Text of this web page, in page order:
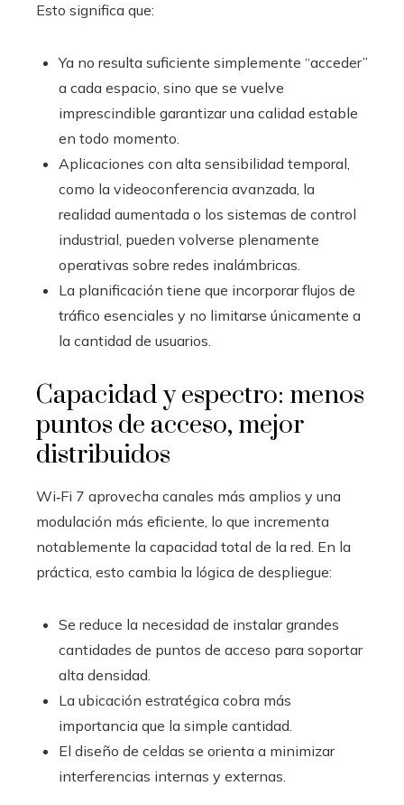
Esto significa que:
Ya no resulta suficiente simplemente “acceder”
a cada espacio, sino que se vuelve
imprescindible garantizar una calidad estable
en todo momento.
Aplicaciones con alta sensibilidad temporal,
como la videoconferencia avanzada, la
realidad aumentada o los sistemas de control
industrial, pueden volverse plenamente
operativas sobre redes inalámbricas.
La planificación tiene que incorporar flujos de
tráfico esenciales y no limitarse únicamente a
la cantidad de usuarios.
Capacidad y espectro: menos
puntos de acceso, mejor
distribuidos
Wi‑Fi 7 aprovecha canales más amplios y una
modulación más eficiente, lo que incrementa
notablemente la capacidad total de la red. En la
práctica, esto cambia la lógica de despliegue:
Se reduce la necesidad de instalar grandes
cantidades de puntos de acceso para soportar
alta densidad.
La ubicación estratégica cobra más
importancia que la simple cantidad.
El diseño de celdas se orienta a minimizar
interferencias internas y externas.